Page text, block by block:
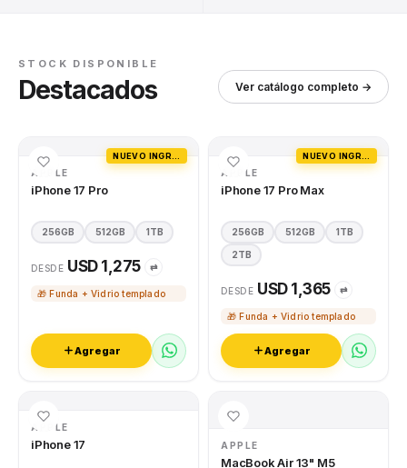
STOCK DISPONIBLE
Destacados Ver catálogo completo →
APPLE
iPhone 17 Pro
256GB 512GB 1TB
DESDE USD 1,275 ⇄
🎁 Funda + Vidrio templado
Agregar
APPLE
iPhone 17 Pro Max
256GB 512GB 1TB
2TB
DESDE USD 1,365 ⇄
🎁 Funda + Vidrio templado
Agregar
APPLE
iPhone 17 APPLE
MacBook Air 13" M5